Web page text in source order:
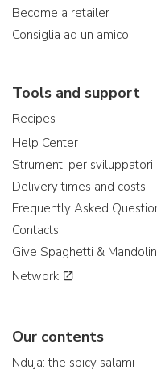
Become a retailer
Consiglia ad un amico
Tools and support
Recipes
Help Center
Strumenti per sviluppatori
Delivery times and costs
Frequently Asked
Contacts
Give Spaghetti &
Network
Our contents
Nduja: the spicy salami